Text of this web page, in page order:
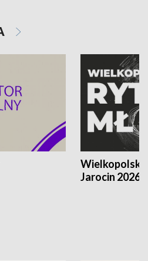
Jarocin 2026